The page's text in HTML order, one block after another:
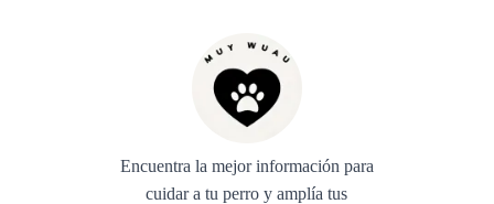
Encuentra la mejor información para
cuidar a tu perro y amplía tus